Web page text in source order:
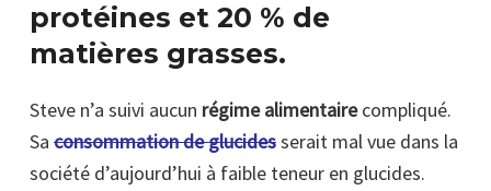
protéines et 20 % de
matières grasses.
Steve n’a suivi aucun régime alimentairecompliqué.
Sa consommation de glucidesserait mal vue dans la
société d’aujourd’hui à faible teneur en glucides.